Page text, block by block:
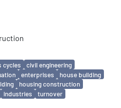
cycles
civil engineering
enterprises
house building
housing construction
industries turnover